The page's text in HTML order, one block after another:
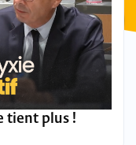
tient plus !